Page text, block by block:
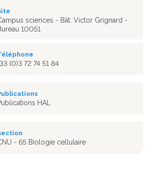
sciences - Bât. Victor Grignard -
10051
(0)3 72 74 51 84
HAL
- 65 Biologie cellulaire